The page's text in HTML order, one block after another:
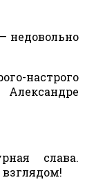
недовольно
настрого
слава.